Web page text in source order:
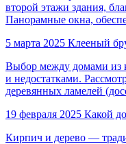
второй этажи здания,
Панорамные окна,
5 марта 2025 Клееный
Выбор между домами из
и недостатками.
деревянных ламелей
19 февраля 2025 Какой
Кирпич и дерево —